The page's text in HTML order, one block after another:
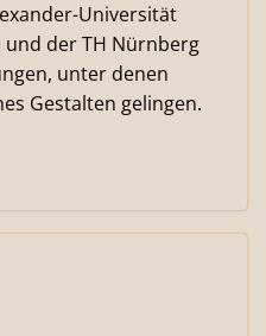
Universität
und der TH Nürnberg
unter denen
Gestalten gelingen.